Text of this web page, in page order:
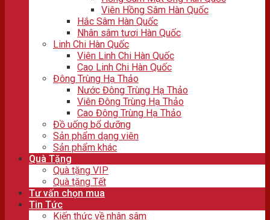
Viên Hồng Sâm Hàn Quốc
Hắc Sâm Hàn Quốc
Nhân sâm tươi Hàn Quốc
Linh Chi Hàn Quốc
Viên Linh Chi Hàn Quốc
Cao Linh Chi Hàn Quốc
Đông Trùng Hạ Thảo
Nước Đông Trùng Hạ Thảo
Viên Đông Trùng Hạ Thảo
Cao Đông Trùng Hạ Thảo
Đồ uống bổ dưỡng
Sản phẩm dạng viên
Sản phẩm khác
Quà Tặng
Quà tặng VIP
Quà tặng Tết
Tư vấn chọn mua
Tin Tức
Kiến thức về nhân sâm